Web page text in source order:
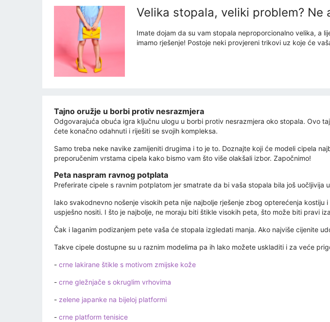
Velika stopala, veliki problem? Ne
Imate dojam da su vam stopala neproporcionalno velika, a
imamo rješenje! Postoje neki provjereni trikovi uz koje će
Tajno oružje u borbi protiv nesrazmjera
Odgovarajuća obuća igra ključnu ulogu u borbi protiv nesrazmjera oko stopala. Ovo
ćete konačno odahnuti i riješiti se svojih kompleksa.
Samo treba neke navike zamijeniti drugima i to je to. Doznajte koji će modeli cipela
preporučenim vrstama cipela kako bismo vam što više olakšali izbor. Započnimo!
Peta naspram ravnog potplata
Preferirate cipele s ravnim potplatom jer smatrate da bi vaša stopala bila još uočljivija
Iako svakodnevno nošenje visokih peta nije najbolje rješenje zbog opterećenja
uspješno nositi. I što je najbolje, ne moraju biti štikle visokih peta, što može biti pravi
Čak i laganim podizanjem pete vaša će stopala izgledati manja. Ako najviše cijenite
Takve cipele dostupne su u raznim modelima pa ih lako možete uskladiti i za veće
- crne lakirane štikle s motivom zmijske kože
- crne gležnjače s okruglim vrhovima
- zelene japanke na bijeloj platformi
- crne platform tenisice